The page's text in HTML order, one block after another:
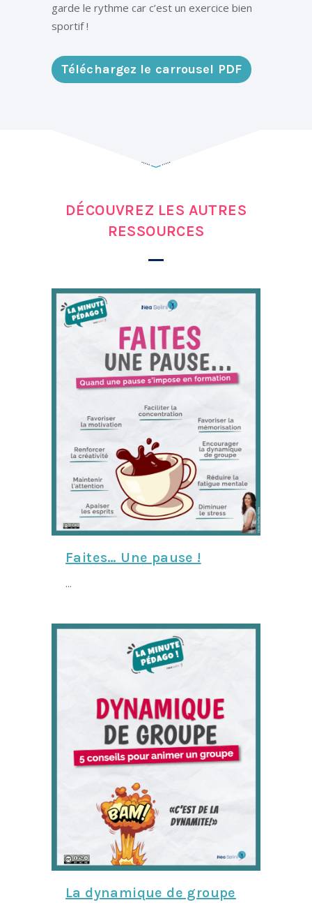
garde le rythme car c’est un exercice bien
sportif !
Téléchargez le carrousel PDF
DÉCOUVREZ LES AUTRES
RESSOURCES
Faites… Une pause !
...
La dynamique de groupe